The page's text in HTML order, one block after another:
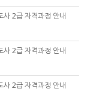
2급 자격과정 안내
2급 자격과정 안내
2급 자격과정 안내